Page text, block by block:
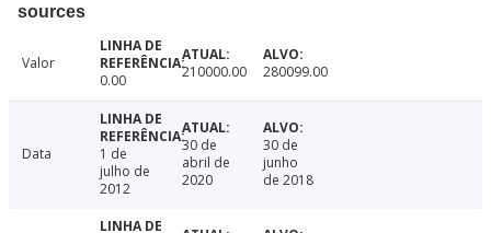
sources
Valor
0.00
210000.00 280099.00
Data
1 de
julho de
2012
30 de
abril de
2020
30 de
junho
de 2018